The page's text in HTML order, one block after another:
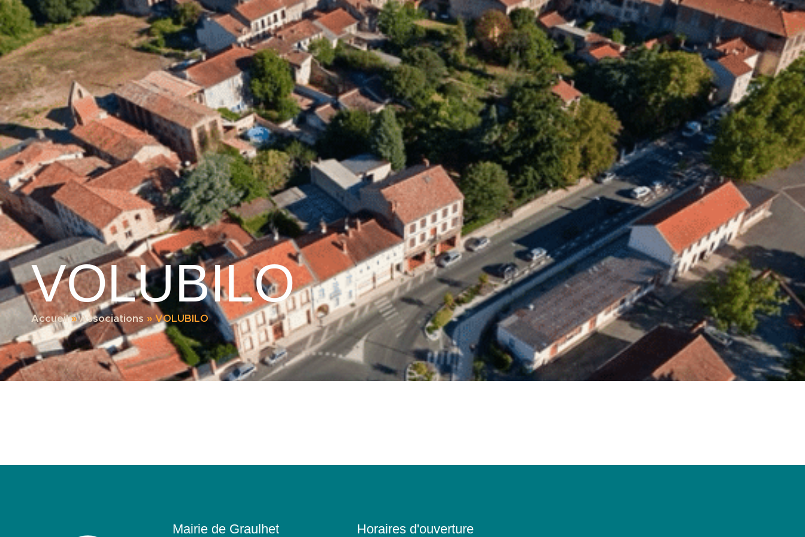
principal
Graulhet et le cuir Accueil Découvrir Graulhet Vie municipale Graulhet au quotidien Services pratiques 12 °C
VOLUBILO
Accueil»Associations » VOLUBILO
Mairie de Graulhet Horaires d'ouverture